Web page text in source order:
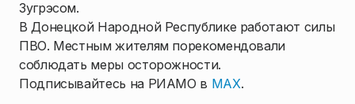
Зугрэсом.
В Донецкой Народной Республике работают силы
ПВО. Местным жителям порекомендовали
соблюдать меры осторожности.
Подписывайтесь на РИАМО в MAX.